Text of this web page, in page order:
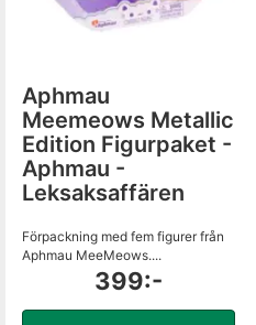
Aphmau
Meemeows Metallic
Edition Figurpaket -
Aphmau -
Leksaksaffären
Förpackning med fem figurer från
Aphmau MeeMeows....
399:-